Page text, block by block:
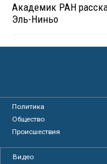
Академик РАН
Эль-Ниньо
Политика
Общество
Происшествия
Видео